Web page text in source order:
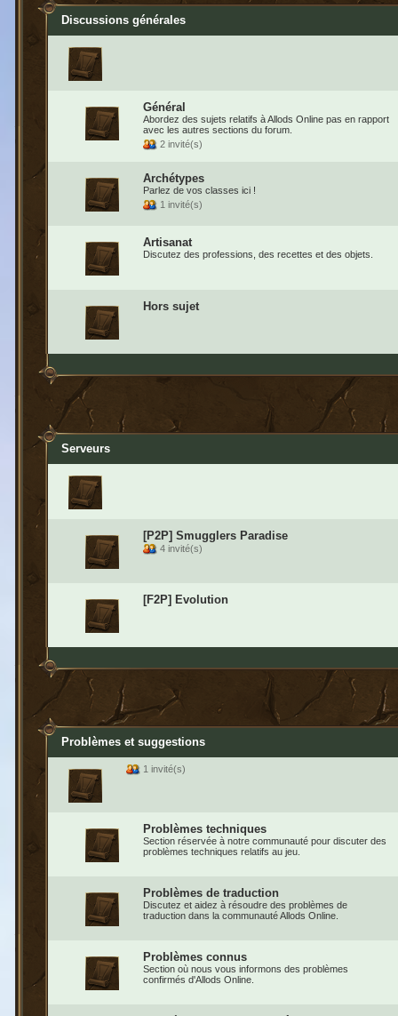
Discussions générales
Général
Abordez des sujets relatifs à Allods Online pas en rapport
avec les autres sections du forum.
2 invité(s)
Archétypes
Parlez de vos classes ici !
1 invité(s)
Artisanat
Discutez des professions, des recettes et des objets.
Hors sujet
Serveurs
[P2P] Smugglers Paradise
4 invité(s)
[F2P] Evolution
Problèmes et suggestions
1 invité(s)
Problèmes techniques
Section réservée à notre communauté pour discuter des
problèmes techniques relatifs au jeu.
Problèmes de traduction
Discutez et aidez à résoudre des problèmes de
traduction dans la communauté Allods Online.
Problèmes connus
Section où nous vous informons des problèmes
confirmés d'Allods Online.